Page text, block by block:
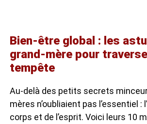
Bien-être global : les
grand-mère pour
tempête
Au-delà des petits secrets
mères n’oubliaient pas l’essentiel :
corps et de l’esprit. Voici leurs 10